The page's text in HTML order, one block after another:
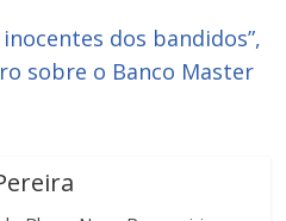
dos bandidos”,
sobre o Banco Master